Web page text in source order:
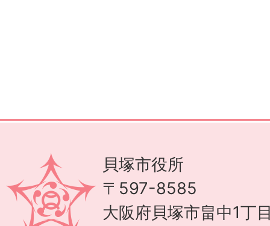
貝塚市役所
〒597-8585
大阪府貝塚市畠中1丁